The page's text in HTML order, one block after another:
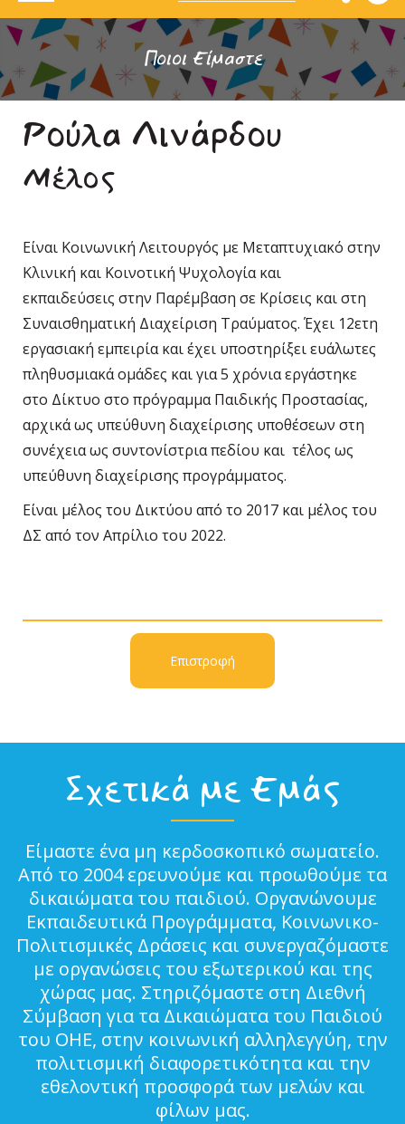
Ποιοι Είμαστε
Ρούλα Λινάρδου
Μέλος
Είναι Κοινωνική Λειτουργός με Μεταπτυχιακό στην
Κλινική και Κοινοτική Ψυχολογία και
εκπαιδεύσεις στην Παρέμβαση σε Κρίσεις και στη
Συναισθηματική Διαχείριση Τραύματος. Έχει 12ετη
εργασιακή εμπειρία και έχει υποστηρίξει ευάλωτες
πληθυσμιακά ομάδες και για 5 χρόνια εργάστηκε
στο Δίκτυο στο πρόγραμμα Παιδικής Προστασίας,
αρχικά ως υπεύθυνη διαχείρισης υποθέσεων στη
συνέχεια ως συντονίστρια πεδίου και τέλος ως
υπεύθυνη διαχείρισης προγράμματος.
Είναι μέλος του Δικτύου από το 2017 και μέλος του
ΔΣ από τον Απρίλιο του 2022.
Επιστροφή
Σχετικά με Εμάς
Είμαστε ένα μη κερδοσκοπικό σωματείο.
Από το 2004 ερευνούμε και προωθούμε τα
δικαιώματα του παιδιού. Οργανώνουμε
Εκπαιδευτικά Προγράμματα, Κοινωνικο-
Πολιτισμικές Δράσεις και συνεργαζόμαστε
με οργανώσεις του εξωτερικού και της
χώρας μας. Στηριζόμαστε στη Διεθνή
Σύμβαση για τα Δικαιώματα του Παιδιού
του ΟΗΕ, στην κοινωνική αλληλεγγύη, την
πολιτισμική διαφορετικότητα και την
εθελοντική προσφορά των μελών και
φίλων μας.